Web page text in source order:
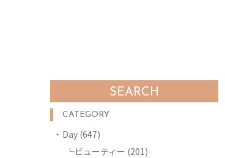
SEARCH
CATEGORY
Day (647)
ビューティー (201)